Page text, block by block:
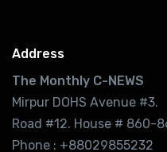
Address
The Monthly C-NEWS
Mirpur DOHS Avenue #3.
Road #12. House # 860-
Phone : +88029855232